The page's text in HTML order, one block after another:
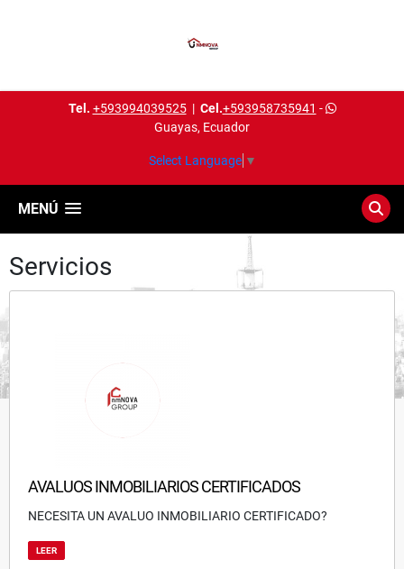
Tel. +593994039525| Cel.+593958735941 -
Guayas, Ecuador
Select Language ▼
MENÚ
Servicios
AVALUOS INMOBILIARIOS CERTIFICADOS
NECESITA UN AVALUO INMOBILIARIO CERTIFICADO?
LEER